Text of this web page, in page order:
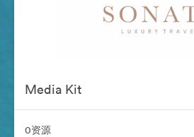
Media Kit
0资源